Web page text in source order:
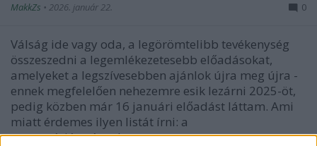
MakkZs • 2026. január 22. 0
Válság ide vagy oda, a legörömtelibb tevékenység
összeszedni a legemlékezetesebb előadásokat,
amelyeket a legszívesebben ajánlok újra meg újra -
ennek megfelelően nehezemre esik lezárni 2025-öt,
pedig közben már 16 januári előadást láttam. Ami
miatt érdemes ilyen listát írni: a
repertoárjátszásnak…